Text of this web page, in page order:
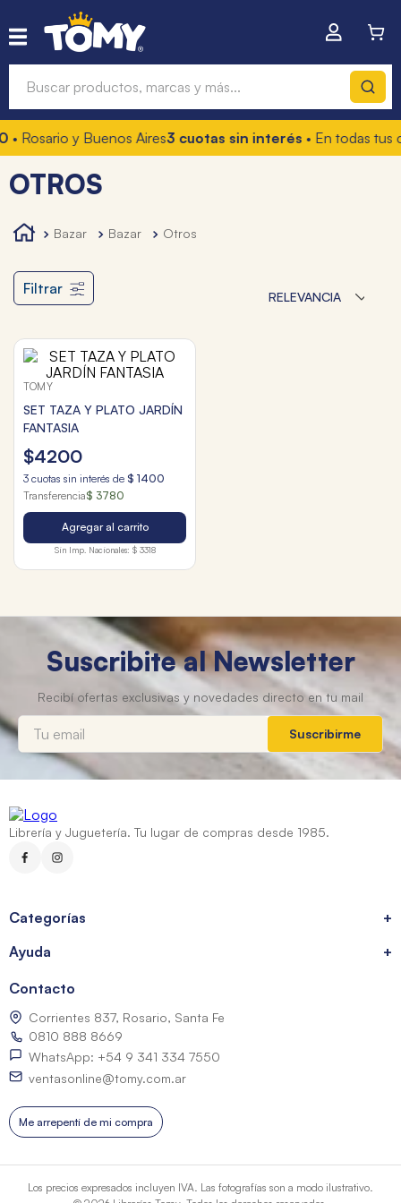
• Rosario y Buenos Aires3 cuotas sin interés• En todas tus
OTROS
bazar bazar otros
Filtrar RELEVANCIA
TOMY
SET TAZA Y PLATO JARDÍN
FANTASIA
$4200
3 cuotas sin interés de $ 1400
Transferencia$ 3780
Agregar al carrito
Sin Imp. Nacionales: $ 3318
Suscribite al Newsletter
Suscribirme
Librería y Juguetería. Tu lugar de compras desde 1985.
Categorías
+
Ayuda
+
Contacto
Corrientes 837, Rosario, Santa Fe
0810 888 8669
WhatsApp: +54 9 341 334 7550
ventasonline@tomy.com.ar
Me arrepentí de mi compra
Los precios expresados incluyen IVA. Las fotografías son a modo ilustrativo.
Términos más buscados
1.
hot wheels
3.
marcadores